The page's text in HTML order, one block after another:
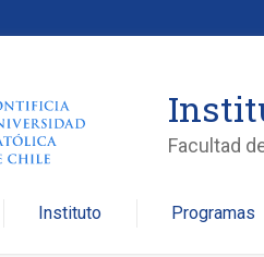
Facultad
Instituto Programas